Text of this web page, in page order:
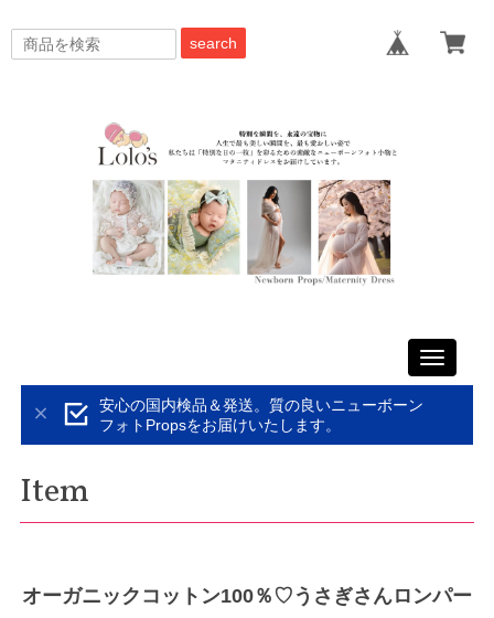
search
Toggle
安心の国内検品＆発送。質の良いニューボーン
フォトPropsをお届けいたします。
Item
オーガニックコットン100％♡うさぎさんロンパー